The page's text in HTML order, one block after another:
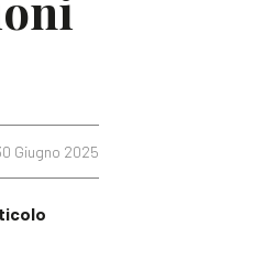
Giugno 2025